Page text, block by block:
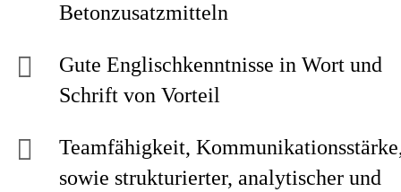
Betonzusatzmitteln
Gute Englischkenntnisse in Wort und
Schrift von Vorteil
Teamfähigkeit,
sowie strukturierter, analytischer und